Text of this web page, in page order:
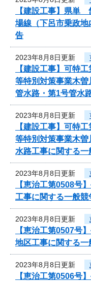
【建設工事】県単
場線（下呂市乗政
告
2023年8月8日更新
【建設工事】可特
等特別対策事業木
管水路・第1号管水
2023年8月8日更新
【建設工事】可特
等特別対策事業木
水路工事に関する
2023年8月8日更新
【恵治工第0508
工事に関する一般競
2023年8月8日更新
【恵治工第0507
地区工事に関する
2023年8月8日更新
【恵治工第0506